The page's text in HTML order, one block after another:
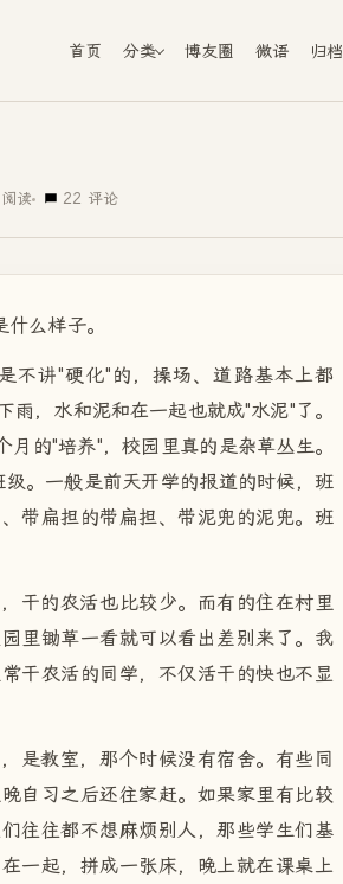
首页 分类 博友圈 微语 归档
读 22 评论
么样子。
不讲"硬化"的，操场、道路基本上都
，水和泥和在一起也就成"水泥"了。
的"培养"，校园里真的是杂草丛生。
。一般是前天开学的报道的时候，班
带扁担的带扁担、带泥兜的泥兜。班
干的农活也比较少。而有的住在村里
里锄草一看就可以看出差别来了。我
干农活的同学，不仅活干的快也不显
是教室，那个时候没有宿舍。有些同
自习之后还往家赶。如果家里有比较
往往都不想麻烦别人，那些学生们基
一起，拼成一张床，晚上就在课桌上